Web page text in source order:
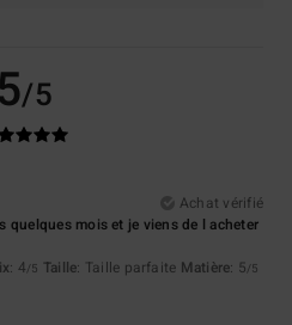
/5
Achat vérifié
quelques mois et je viens de l acheter
: 4/5 Taille: Taille parfaite Matière: 5/5